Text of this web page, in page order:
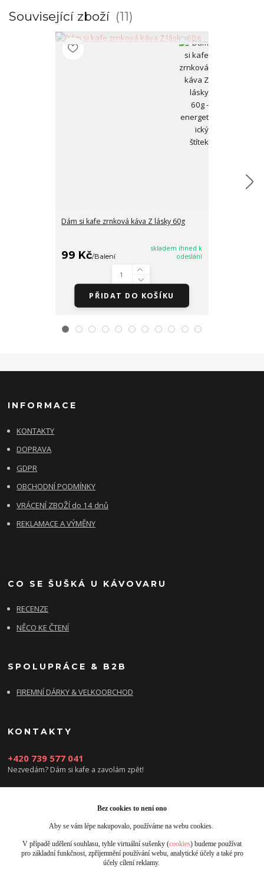
Související zboží 11
Dám si kafe zrnková káva Z lásky 60g
99 Kč/Balení
skladem ihned k
odeslání
PŘIDAT DO KOŠÍKU
INFORMACE
KONTAKTY
DOPRAVA
GDPR
OBCHODNÍ PODMÍNKY
VRÁCENÍ ZBOŽÍ do 14 dnů
REKLAMACE A VÝMĚNY
CO SE ŠUŠKÁ U KÁVOVARU
RECENZE
NĚCO KE ČTENÍ
SPOLUPRÁCE & B2B
FIREMNÍ DÁRKY & VELKOOBCHOD
KONTAKTY
+420 739 577 041
Nezvedám? Dám si kafe a zavolám zpět!
info@damsikafe.cz
Bez cookies to není ono
Aby se vám lépe nakupovalo, používáme na webu cookies.
V případě udělení souhlasu, tyhle virtuální sušenky (cookies) budeme používat
pro základní funkčnost, zpříjemnění používání webu, analytické účely a také pro
účely cílení reklamy.